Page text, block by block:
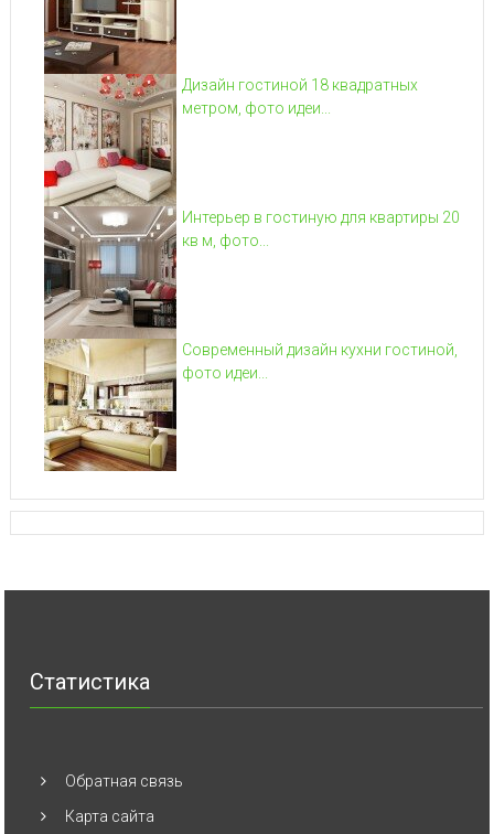
Дизайн гостиной 18 квадратных
метром, фото идеи...
Интерьер в гостиную для квартиры 20
кв м, фото...
Современный дизайн кухни гостиной,
фото идеи...
Статистика
Обратная связь
Карта сайта